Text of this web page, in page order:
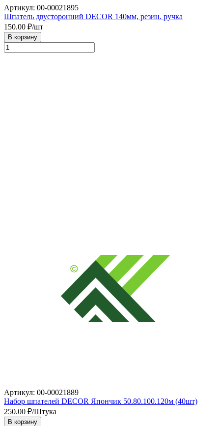
Артикул: 00-00021895
Шпатель двусторонний DECOR 140мм, резин. ручка
150.00 ₽/шт
В корзину
Артикул: 00-00021889
Набор шпателей DECOR Япончик 50.80.100.120м (40шт)
250.00 ₽/Штука
В корзину